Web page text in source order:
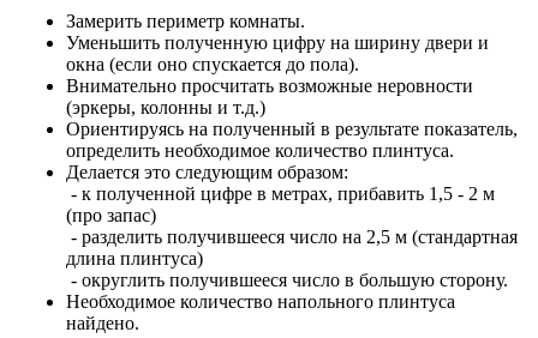
Замерить периметр комнаты.
Уменьшить полученную цифру на ширину двери и
окна (если оно спускается до пола).
Внимательно просчитать возможные неровности
(эркеры, колонны и т.д.)
Ориентируясь на полученный в результате показатель,
определить необходимое количество плинтуса.
Делается это следующим образом:
- к полученной цифре в метрах, прибавить 1,5 - 2 м
(про запас)
- разделить получившееся число на 2,5 м (стандартная
длина плинтуса)
- округлить получившееся число в большую сторону.
Необходимое количество напольного плинтуса
найдено.